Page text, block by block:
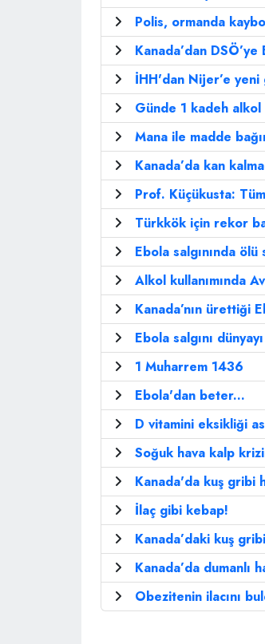
Polis, ormanda
Kanada’dan DSÖ’ye
İHH'dan Nijer’e yeni
Günde 1 kadeh
Mana ile madde
Kanada’da kan
Prof. Küçükusta:
Türkkök için rekor
Ebola salgınında ölü
Alkol kullanımında
Kanada’nın ürettiği
Ebola salgını
1 Muharrem 1436
Ebola'dan beter...
D vitamini eksikliği
Soğuk hava kalp
Kanada'da kuş gribi
İlaç gibi kebap!
Kanada’daki kuş
Kanada’da dumanlı
Obezitenin ilacını